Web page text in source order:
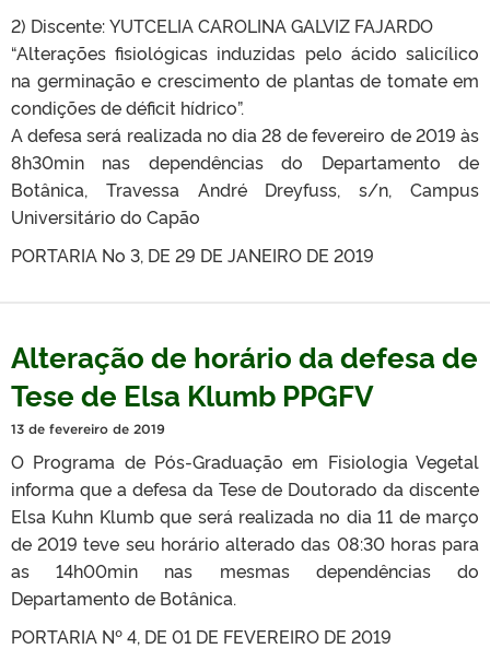
2) Discente: YUTCELIA CAROLINA GALVIZ FAJARDO
“Alterações fisiológicas induzidas pelo ácido salicílico
na germinação e crescimento de plantas de tomate em
condições de déficit hídrico”.
A defesa será realizada no dia 28 de fevereiro de 2019 às
8h30min nas dependências do Departamento de
Botânica, Travessa André Dreyfuss, s/n, Campus
Universitário do Capão
PORTARIA No 3, DE 29 DE JANEIRO DE 2019
Alteração de horário da defesa de
Tese de Elsa Klumb PPGFV
13 de fevereiro de 2019
O Programa de Pós-Graduação em Fisiologia Vegetal
informa que a defesa da Tese de Doutorado da discente
Elsa Kuhn Klumb que será realizada no dia 11 de março
de 2019 teve seu horário alterado das 08:30 horas para
as 14h00min nas mesmas dependências do
Departamento de Botânica.
PORTARIA Nº 4, DE 01 DE FEVEREIRO DE 2019